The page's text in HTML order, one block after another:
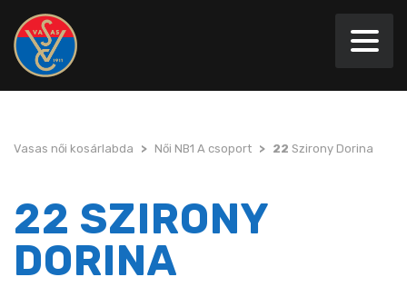
Vasas női kosárlabda > Női NB1 A csoport > 22 Szirony Dorina
22 SZIRONY
DORINA